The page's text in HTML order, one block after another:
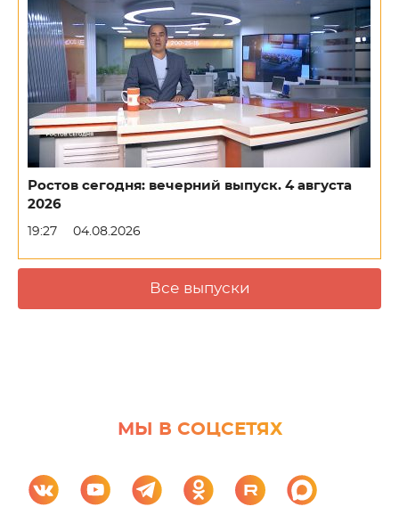
Ростов сегодня: вечерний выпуск. 4 августа
2026
19:27 04.08.2026
Все выпуски
МЫ В СОЦСЕТЯХ